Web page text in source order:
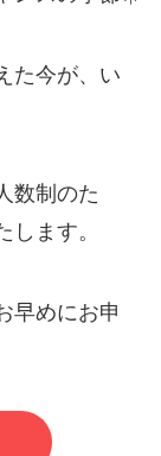
た今が、い
数制のた
ます。
早めにお申